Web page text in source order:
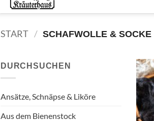
START / SCHAFWOLLE & SOCKE
DURCHSUCHEN
Ansätze, Schnäpse & Liköre
Aus dem Bienenstock